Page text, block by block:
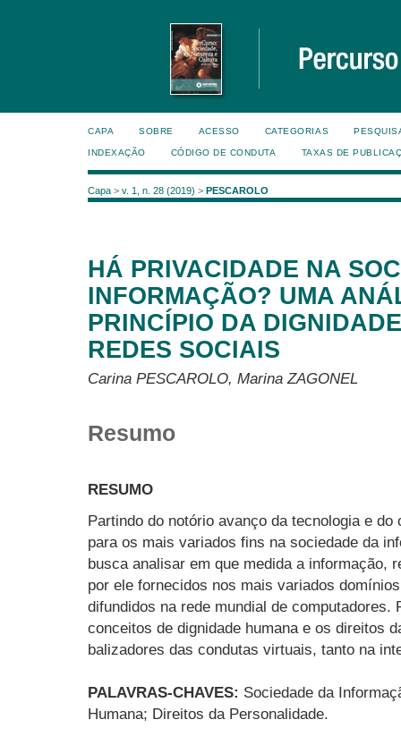
CAPA SOBRE ACESSO CATEGORIAS
INDEXAÇÃO CÓDIGO DE CONDUTA TAXAS DE
Capa > v. 1, n. 28 (2019) > PESCAROLO
HÁ PRIVACIDADE NA
INFORMAÇÃO? UMA
PRINCÍPIO DA
REDES SOCIAIS
Carina PESCAROLO, Marina ZAGONEL
Resumo
RESUMO
Partindo do notório avanço da tecnologia e
para os mais variados fins na sociedade da
busca analisar em que medida a informação,
por ele fornecidos nos mais variados
difundidos na rede mundial de computadores.
conceitos de dignidade humana e os direitos
balizadores das condutas virtuais, tanto na
PALAVRAS-CHAVES: Sociedade da
Humana; Direitos da Personalidade.